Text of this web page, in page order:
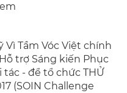
Vì Tầm Vóc Việt chính
trợ Sáng kiến Phục
- để tổ chức THỬ
(SOIN Challenge